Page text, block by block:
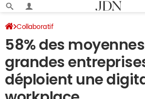
Collaboratif
58% des
grandes
déploient une